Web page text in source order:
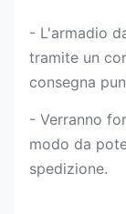
- L'armadio
tramite un
consegna
- Verranno
modo da
spedizione.